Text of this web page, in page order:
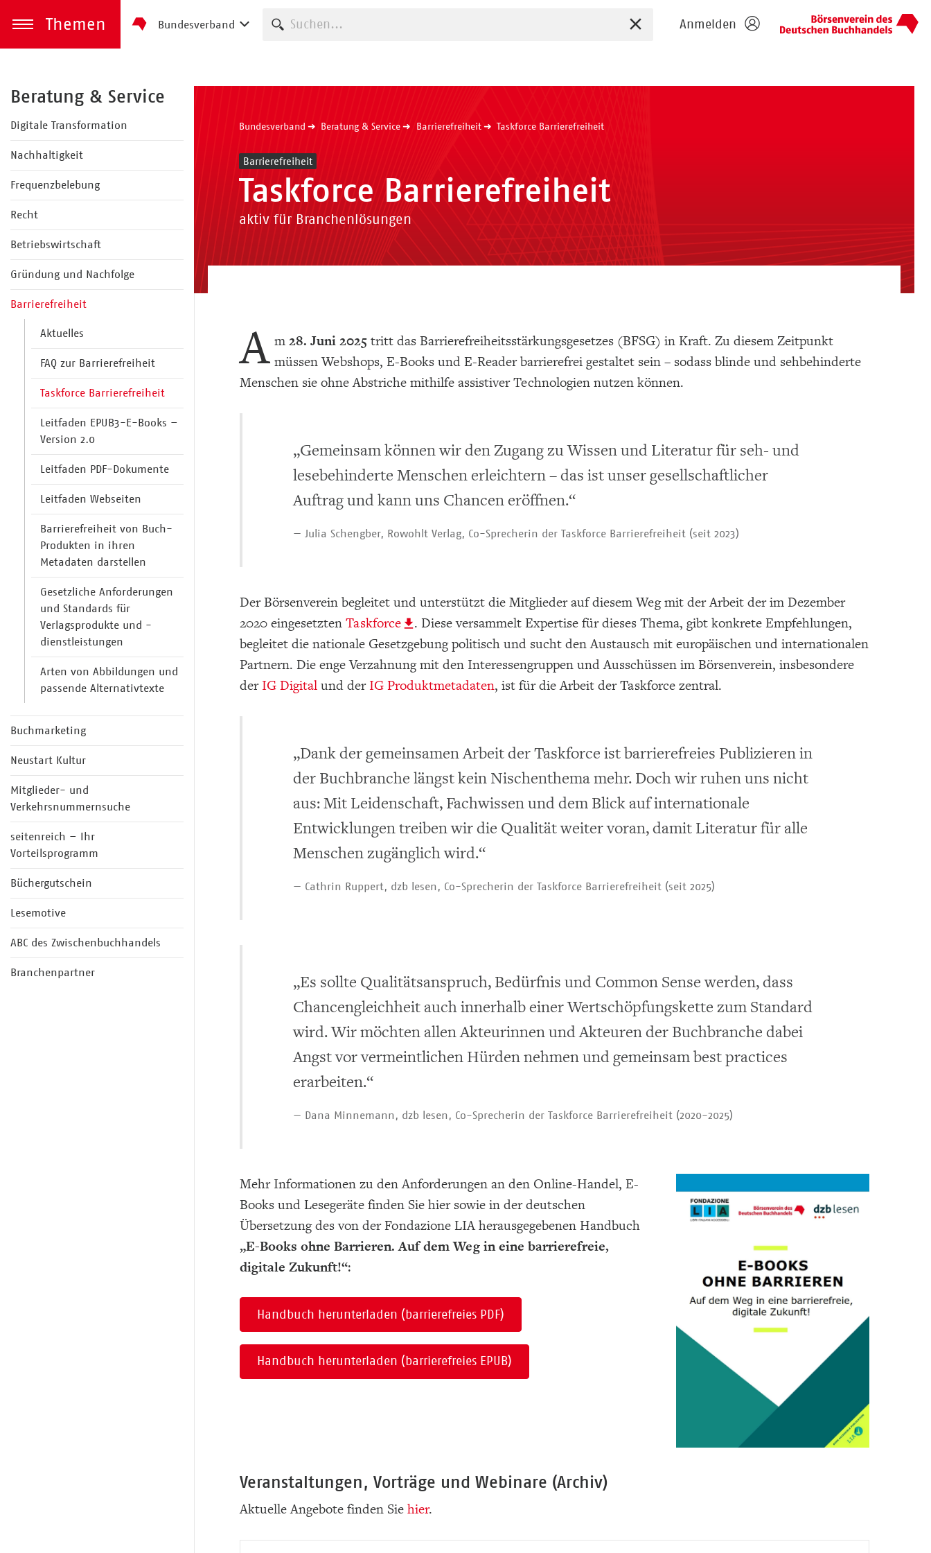
zum Inhalt springen
Themen
Menü öffnen
Bundesverband Suche starten Sucheingabe zurücksetzen
Anmelden
Beratung & Service
Digitale Transformation
Nachhaltigkeit
Frequenzbelebung
Recht
Betriebswirtschaft
Gründung und Nachfolge
Barrierefreiheit
Aktuelles
FAQ zur Barrierefreiheit
Taskforce Barrierefreiheit
Leitfaden EPUB3-E-Books –
Version 2.0
Leitfaden PDF-Dokumente
Leitfaden Webseiten
Barrierefreiheit von Buch-
Produkten in ihren
Metadaten darstellen
Gesetzliche Anforderungen
und Standards für
Verlagsprodukte und -
dienstleistungen
Arten von Abbildungen und
passende Alternativtexte
Buchmarketing
Neustart Kultur
Mitglieder- und
Verkehrsnummernsuche
seitenreich – Ihr
Vorteilsprogramm
Büchergutschein
Lesemotive
ABC des Zwischenbuchhandels
Branchenpartner
Bundesverband Beratung & Service Barrierefreiheit Taskforce Barrierefreiheit
Barrierefreiheit
Taskforce Barrierefreiheit
aktiv für Branchenlösungen
A m28. Juni 2025 tritt das Barrierefreiheitsstärkungsgesetzes (BFSG) in Kraft. Zu diesem Zeitpunkt
müssen Webshops, E-Books und E-Reader barrierefrei gestaltet sein – sodass blinde und sehbehinderte
Menschen sie ohne Abstriche mithilfe assistiver Technologien nutzen können.
„Gemeinsam können wir den Zugang zu Wissen und Literatur für seh- und
lesebehinderte Menschen erleichtern – das ist unser gesellschaftlicher
Auftrag und kann uns Chancen eröffnen.“
— Julia Schengber, Rowohlt Verlag, Co-Sprecherin der Taskforce Barrierefreiheit (seit 2023)
Der Börsenverein begleitet und unterstützt die Mitglieder auf diesem Weg mit der Arbeit der im Dezember
2020 eingesetzten Taskforce
. Diese versammelt Expertise für dieses Thema, gibt konkrete Empfehlungen,
begleitet die nationale Gesetzgebung politisch und sucht den Austausch mit europäischen und internationalen
Partnern. Die enge Verzahnung mit den Interessengruppen und Ausschüssen im Börsenverein, insbesondere
der IG Digitalund der IG Produktmetadaten, ist für die Arbeit der Taskforce zentral.
„Dank der gemeinsamen Arbeit der Taskforce ist barrierefreies Publizieren in
der Buchbranche längst kein Nischenthema mehr. Doch wir ruhen uns nicht
aus: Mit Leidenschaft, Fachwissen und dem Blick auf internationale
Entwicklungen treiben wir die Qualität weiter voran, damit Literatur für alle
Menschen zugänglich wird.“
— Cathrin Ruppert, dzb lesen, Co-Sprecherin der Taskforce Barrierefreiheit (seit 2025)
„Es sollte Qualitätsanspruch, Bedürfnis und Common Sense werden, dass
Chancengleichheit auch innerhalb einer Wertschöpfungskette zum Standard
wird. Wir möchten allen Akteurinnen und Akteuren der Buchbranche dabei
Angst vor vermeintlichen Hürden nehmen und gemeinsam best practices
erarbeiten.“
— Dana Minnemann, dzb lesen, Co-Sprecherin der Taskforce Barrierefreiheit (2020-2025)
Mehr Informationen zu den Anforderungen an den Online-Handel, E-
Books und Lesegeräte finden Sie hier sowie in der deutschen
Übersetzung des von der Fondazione LIA herausgegebenen Handbuch
„E-Books ohne Barrieren. Auf dem Weg in eine barrierefreie,
digitale Zukunft!“:
Handbuch herunterladen (barrierefreies PDF)
Handbuch herunterladen (barrierefreies EPUB)
Veranstaltungen, Vorträge und Webinare (Archiv)
Aktuelle Angebote finden Sie hier.